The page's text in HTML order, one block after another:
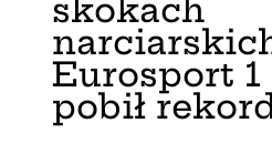
skokach
Eurosport 1
pobił